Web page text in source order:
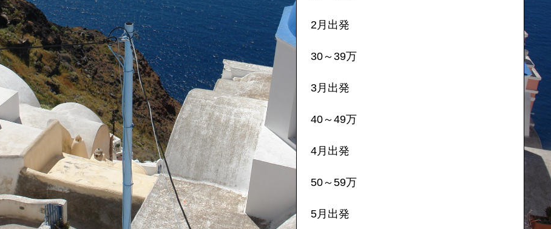
2月出発
30～39万
3月出発
40～49万
4月出発
50～59万
5月出発